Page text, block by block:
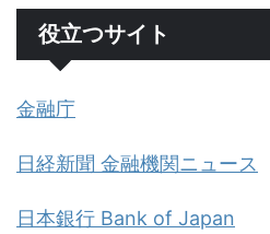
役立つサイト
金融庁
日経新聞 金融機関ニュース
日本銀行 Bank of Japan